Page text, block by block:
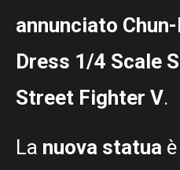
annunciato
Dress 1/4 Scale
Street Fighter V.
La nuova statua è